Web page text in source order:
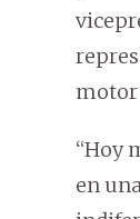
motor
“Hoy
en